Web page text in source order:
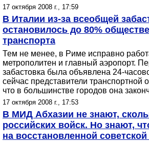
17 октября 2008 г., 17:59
В Италии из-за всеобщей
остановилось до 80%
транспорта
Тем не менее, в Риме исправно
метрополитен и главный аэропорт.
забастовка была объявлена 24-
сейчас представители транспортной
что в большинстве городов она
17 октября 2008 г., 17:53
В МИД Абхазии не знают,
российских войск. Но знают,
на восстановленной советской